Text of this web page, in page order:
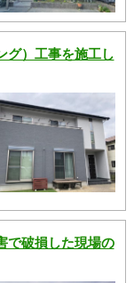
グ）工事を施工し
で破損した現場の